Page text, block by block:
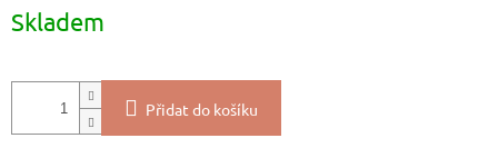
cena:
Skladem
Přidat do košíku